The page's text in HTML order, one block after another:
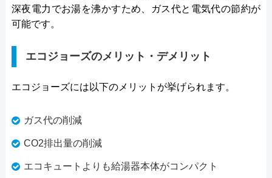
深夜電力でお湯を沸かすため、ガス代と電気代の節約が
可能です。
エコジョーズのメリット・デメリット
エコジョーズには以下のメリットが挙げられます。
ガス代の削減
CO2排出量の削減
エコキュートよりも給湯器本体がコンパクト